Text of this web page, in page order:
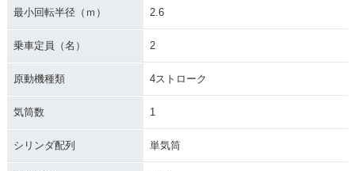
最小回転半径（ｍ） 2.6
乗車定員（名） 2
原動機種類 4ストローク
気筒数 1
シリンダ配列 単気筒